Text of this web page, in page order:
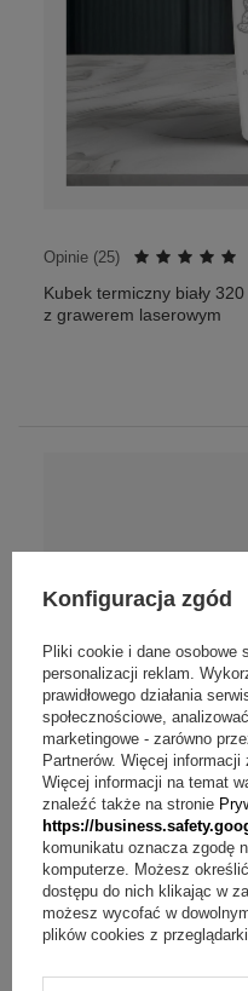
Opinie (25)
Kubek termiczny biały
z grawerem laserowym
Konfiguracja zgód
Pliki cookie i dane osobowe
personalizacji reklam.
prawidłowego działania
społecznościowe,
marketingowe - zarówno
Partnerów. Więcej
Więcej informacji na temat
znaleźć także na stronie
https://
komunikatu oznacza zgodę
komputerze. Możesz
dostępu do nich klikając w
możesz wycofać w
plików cookies z